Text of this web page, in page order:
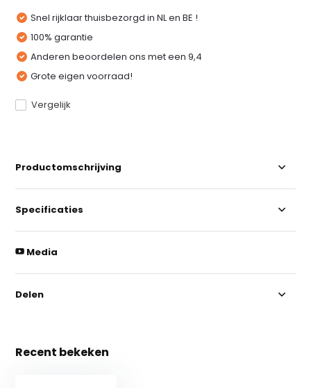
Snel rijklaar thuisbezorgd in NL en BE !
100% garantie
Anderen beoordelen ons met een 9,4
Grote eigen voorraad!
Vergelijk
Productomschrijving
Specificaties
Media
Delen
Recent bekeken